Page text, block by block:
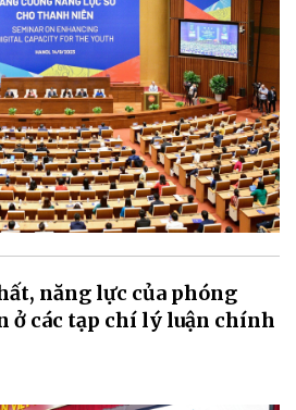
năng lực của phóng
ở các tạp chí lý luận chính